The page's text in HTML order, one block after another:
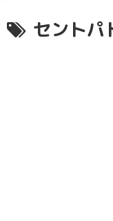
セントパ